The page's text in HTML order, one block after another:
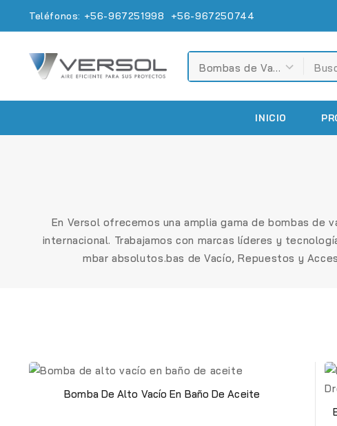
Teléfonos: +56-967251998 +56-967250744
INICIO
En Versol ofrecemos una amplia gama debombas de
internacional. Trabajamos con marcas líderes y
mbar absolutos.bas de Vacío, Repuestos y
Bomba De Alto Vacío En Baño De Aceite